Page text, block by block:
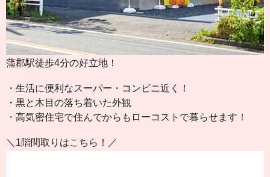
蒲郡駅徒歩4分の好立地！
・生活に便利なスーパー・コンビニ近く！
・黒と木目の落ち着いた外観
・高気密住宅で住んでからもローコストで暮らせます！
＼1階間取りはこちら！／